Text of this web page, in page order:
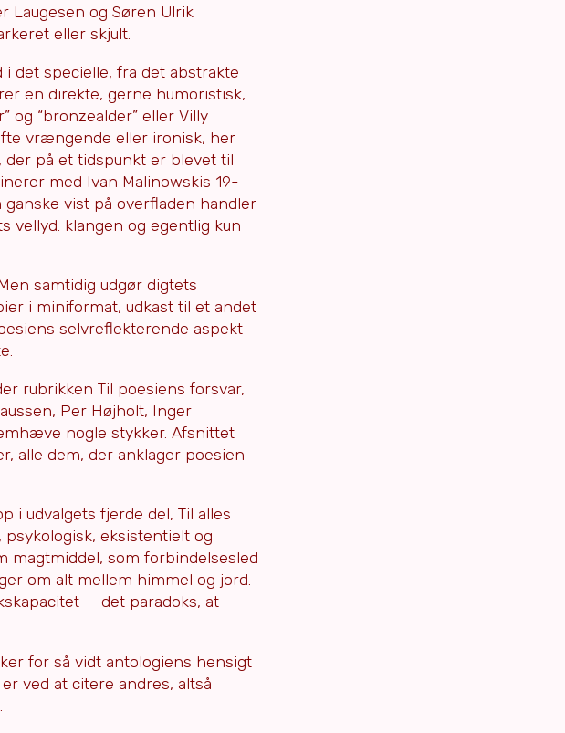
og Søren Ulrik
eller skjult.
det specielle, fra det abstrakte
en direkte, gerne humoristisk,
og “bronzealder” eller Villy
vrængende eller ironisk, her
på et tidspunkt er blevet til
med Ivan Malinowskis 19-
ganske vist på overfladen handler
vellyd: klangen og egentlig kun
samtidig udgør digtets
i miniformat, udkast til et andet
selvreflekterende aspekt
rubrikken Til poesiens forsvar,
Per Højholt, Inger
nogle stykker. Afsnittet
alle dem, der anklager poesien
i udvalgets fjerde del, Til alles
eksistentielt og
magtmiddel, som forbindelsesled
om alt mellem himmel og jord.
— det paradoks, at
for så vidt antologiens hensigt
ved at citere andres, altså